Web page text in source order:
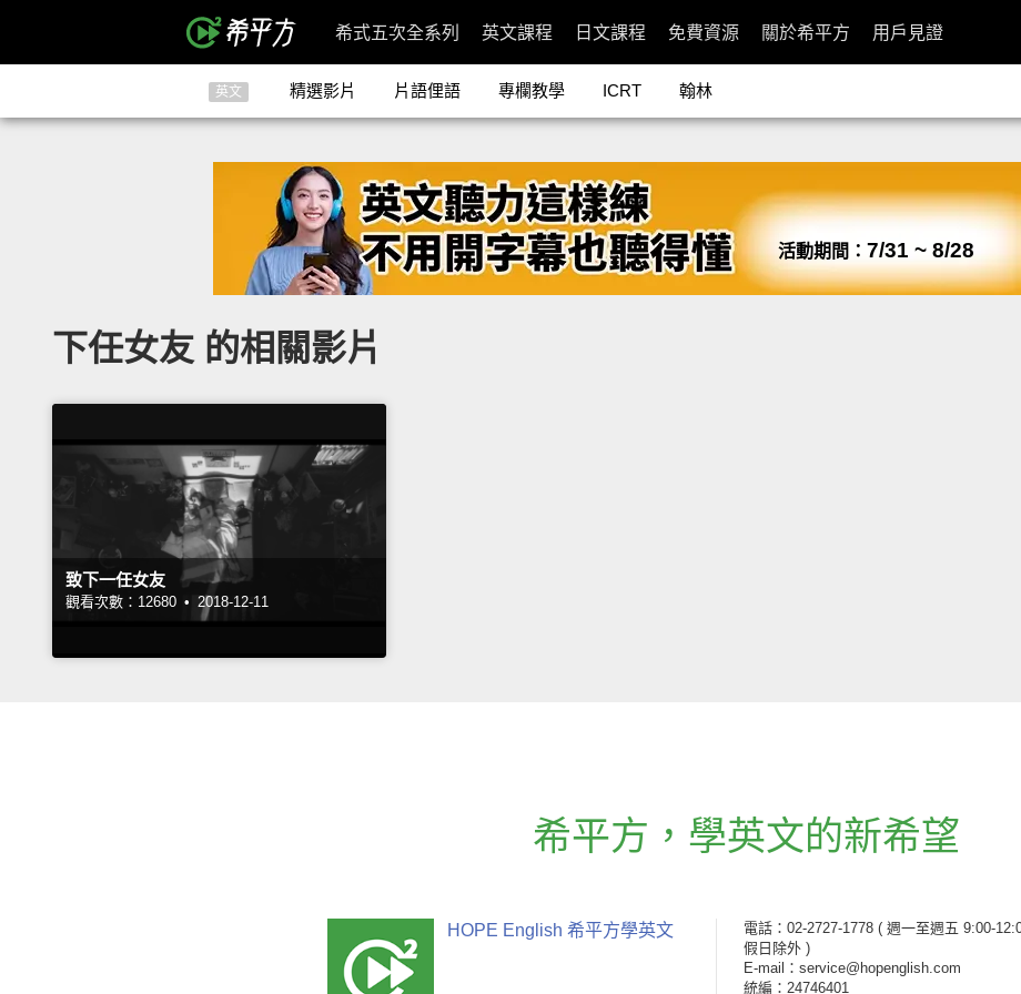
希式五次全系列 英文課程 日文課程 免費資源 關於希平方 用戶見證
英文 精選影片 片語俚語 專欄教學 ICRT 翰林
活動期間： 7/31 ~ 8/28
下任女友 的相關影片
致下一任女友
觀看次數：12680 • 2018-12-11
希平方 ， 學英文的新希望
HOPE English 希平方學英文 電話：02-2727-1778 ( 週一至週五 9:00-
假日除外 )
E-mail：service@hopenglish.com
統編：24746401